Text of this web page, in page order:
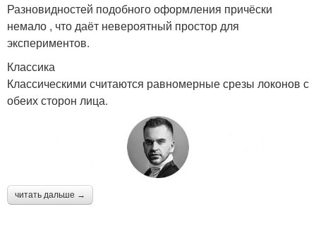
Разновидностей подобного оформления причёски
немало , что даёт невероятный простор для
экспериментов.
Классика
Классическими считаются равномерные срезы локонов с
обеих сторон лица.
читать дальше →